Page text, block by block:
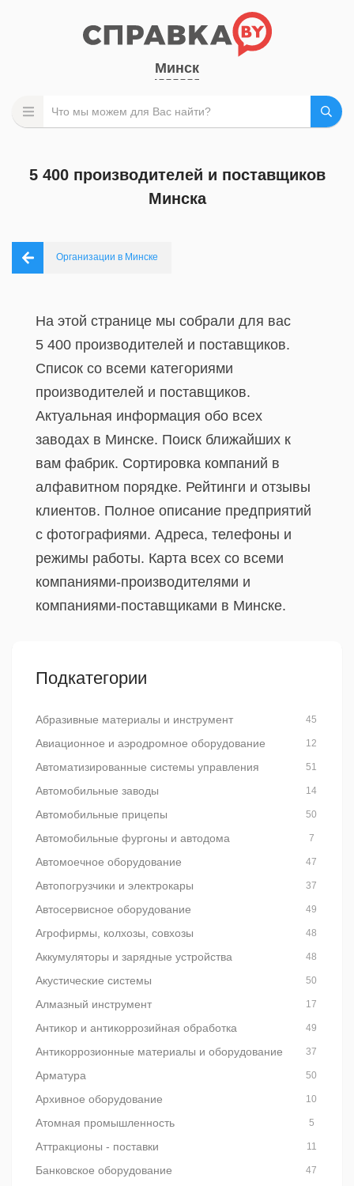
Минск
5 400 производителей и поставщиков
Минска
Организации в Минске
На этой странице мы собрали для вас
5 400 производителей и поставщиков.
Список со всеми категориями
производителей и поставщиков.
Актуальная информация обо всех
заводах в Минске. Поиск ближайших к
вам фабрик. Сортировка компаний в
алфавитном порядке. Рейтинги и отзывы
клиентов. Полное описание предприятий
с фотографиями. Адреса, телефоны и
режимы работы. Карта всех со всеми
компаниями-производителями и
компаниями-поставщиками в Минске.
Подкатегории
Абразивные материалы и инструмент 45
Авиационное и аэродромное оборудование 12
Автоматизированные системы управления 51
Автомобильные заводы 14
Автомобильные прицепы 50
Автомобильные фургоны и автодома 7
Автомоечное оборудование 47
Автопогрузчики и электрокары 37
Автосервисное оборудование 49
Агрофирмы, колхозы, совхозы 48
Аккумуляторы и зарядные устройства 48
Акустические системы 50
Алмазный инструмент 17
Антикор и антикоррозийная обработка 49
Антикоррозионные материалы и оборудование 37
Арматура 50
Архивное оборудование 10
Атомная промышленность 5
Аттракционы - поставки 11
Банковское оборудование 47